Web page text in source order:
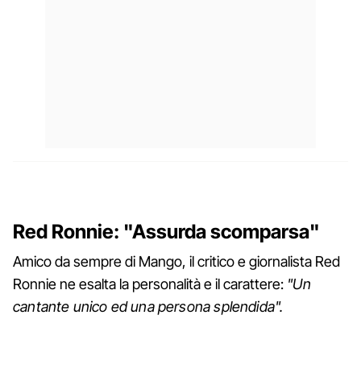
Red Ronnie: "Assurda scomparsa"
Amico da sempre di Mango, il critico e giornalista Red
Ronnie ne esalta la personalità e il carattere: "Un
cantante unico ed una persona splendida".